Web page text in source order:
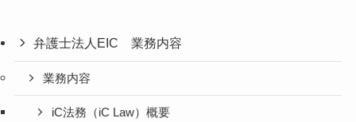
弁護士法人EIC 業務内容
業務内容
iC法務（iC Law）概要